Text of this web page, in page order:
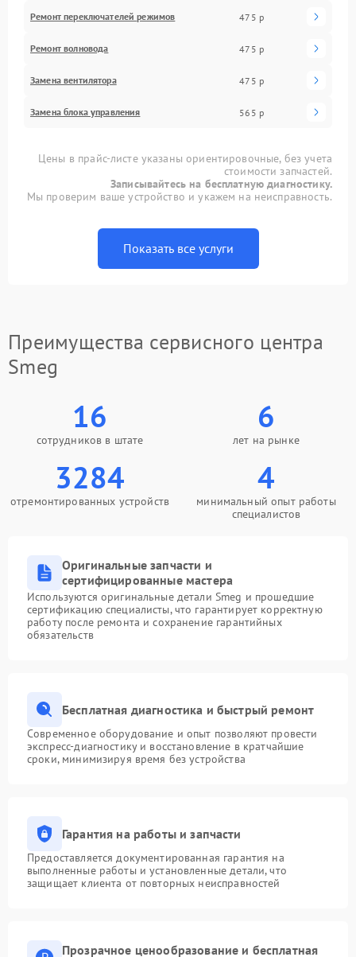
Ремонт переключателей режимов 475 р
Ремонт волновода 475 р
Замена вентилятора 475 р
Замена блока управления 565 р
Цены в прайс-листе указаны ориентировочные, без учета
стоимости запчастей.
Записывайтесь на бесплатную диагностику.
Мы проверим ваше устройство и укажем на неисправность.
Показать все услуги
Преимущества сервисного центра
Smeg
16
сотрудников в штате
6
лет на рынке
3284
отремонтированных устройств
4
минимальный опыт работы
специалистов
Оригинальные запчасти и
сертифицированные мастера
Используются оригинальные детали Smeg и прошедшие
сертификацию специалисты, что гарантирует корректную
работу после ремонта и сохранение гарантийных
обязательств
Бесплатная диагностика и быстрый ремонт
Современное оборудование и опыт позволяют провести
экспресс-диагностику и восстановление в кратчайшие
сроки, минимизируя время без устройства
Гарантия на работы и запчасти
Предоставляется документированная гарантия на
выполненные работы и установленные детали, что
защищает клиента от повторных неисправностей
Прозрачное ценообразование и бесплатная